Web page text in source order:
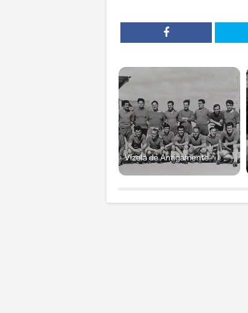
Vizela de Antigamente